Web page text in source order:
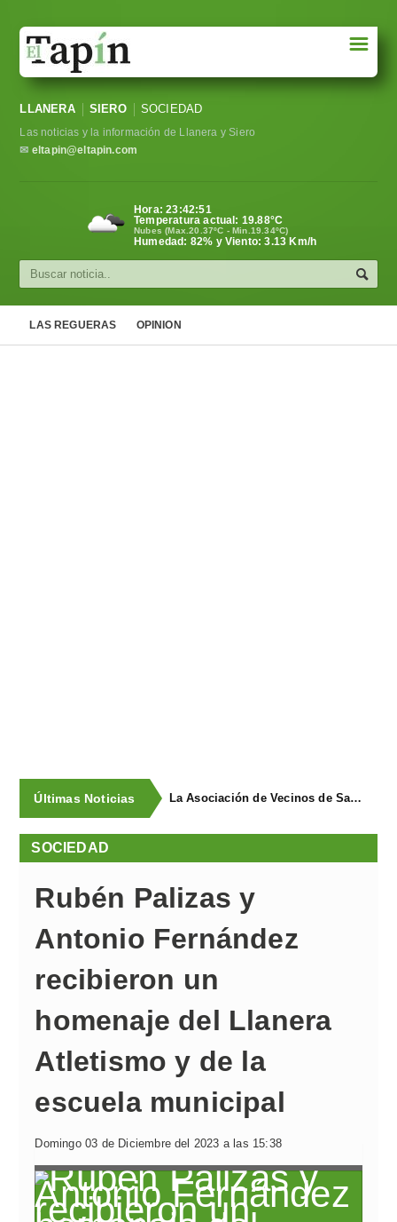
Sociedad
Política
Cultura
☰
LLANERA SIERO SOCIEDAD
Las noticias y la información de Llanera y Siero
✉ eltapin@eltapin.com
Hora:23:42:52
Temperatura actual: 19.88°C
Nubes (Max.20.37ºC - Min.19.34ºC)
Humedad: 82% y Viento: 3.13 Km/h
LAS REGUERAS OPINION
Últimas Noticias La Asociación de Vecinos de Santa Cruz descubrió los Covarones
SOCIEDAD
Rubén Palizas y
Antonio Fernández
recibieron un
homenaje del Llanera
Atletismo y de la
escuela municipal
Domingo 03 de Diciembre del 2023 a las 15:38